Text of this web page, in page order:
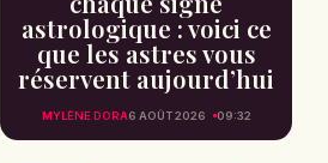
astrologique : voici ce
que les astres vous
réservent aujourd’hui
MYLÈNE DORA6 AOÛT 2026 09:32